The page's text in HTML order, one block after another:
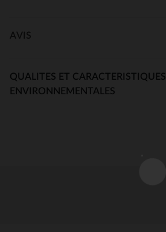
AVIS
QUALITES ET CARACTERISTIQUES
ENVIRONNEMENTALES